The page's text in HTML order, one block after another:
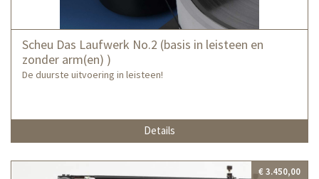
Scheu Das Laufwerk No.2 (basis in leisteen en
zonder arm(en) )
De duurste uitvoering in leisteen!
Details
€ 3.450,00